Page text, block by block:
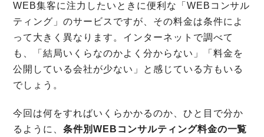
WEB集客に注力したいときに便利な「WEBコンサル
ティング」のサービスですが、その料金は条件によ
って大きく異なります。インターネットで調べて
も、「結局いくらなのかよく分からない」「料金を
公開している会社が少ない」と感じている方もいる
でしょう。
今回は何をすればいくらかかるのか、ひと目で分か
るように、条件別WEBコンサルティング料金の一覧